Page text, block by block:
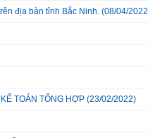
địa bàn tỉnh Bắc Ninh. (08/04/
TOÁN TỔNG HỢP (23/02/2022)